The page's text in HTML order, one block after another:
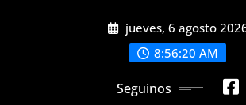
jueves, 6 agosto
8:56:22 AM
Seguinos